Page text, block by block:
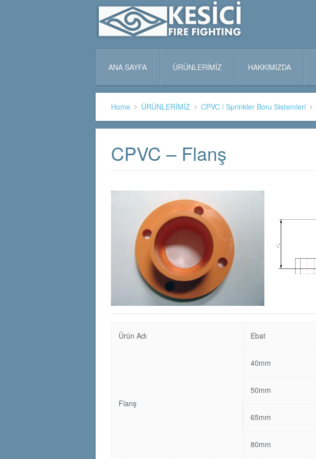
ANA SAYFA ÜRÜNLERİMİZ HAKKIMIZDA
Home ÜRÜNLERİMİZ CPVC / Sprinkler Boru Sistemleri
CPVC – Flanş
Ürün Adı Ebat
Flanş
40mm
50mm
65mm
80mm